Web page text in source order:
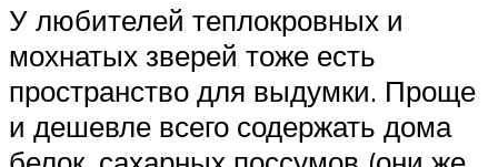
У любителей теплокровных и
мохнатых зверей тоже есть
пространство для выдумки. Проще
и дешевле всего содержать дома